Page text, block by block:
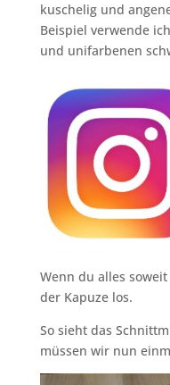
kuschelig und
Beispiel verwende
und unifarbenen
Wenn du alles
der Kapuze los.
So sieht das
müssen wir nun